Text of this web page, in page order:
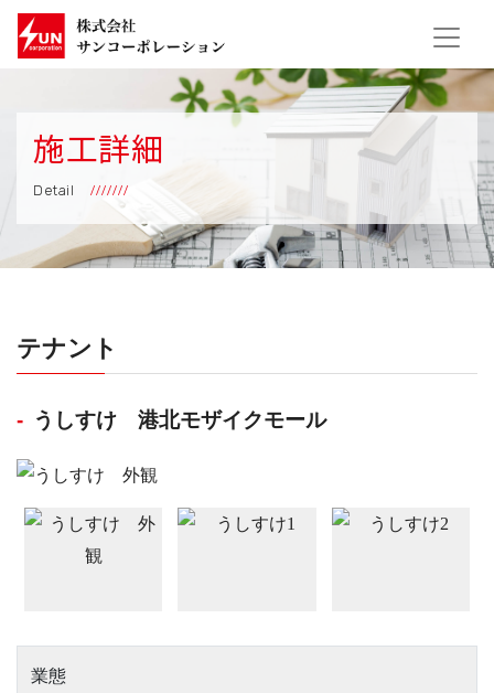
施工詳細
Detail
テナント
うしすけ 港北モザイクモール
業態